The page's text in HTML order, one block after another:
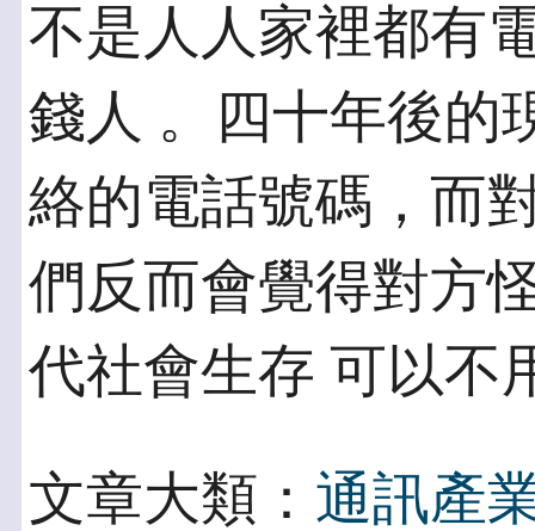
不是人人家裡都有
錢人 。四十年後的
絡的電話號碼，而
們反而會覺得對方
代社會生存 可以不
文章大類： 通訊產